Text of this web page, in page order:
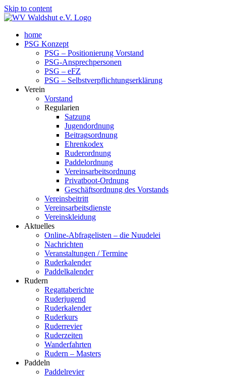
Skip to content
home
PSG Konzept
PSG – Positionierung Vorstand
PSG-Ansprechpersonen
PSG – eFZ
PSG – Selbstverpflichtungserklärung
Verein
Vorstand
Regularien
Satzung
Jugendordnung
Beitragsordnung
Ehrenkodex
Ruderordnung
Paddelordnung
Vereinsarbeitsordnung
Privatboot-Ordnung
Geschäftsordnung des Vorstands
Vereinsbeitritt
Vereinsarbeitsdienste
Vereinskleidung
Aktuelles
Online-Abfragelisten – die Nuudelei
Nachrichten
Veranstaltungen / Termine
Ruderkalender
Paddelkalender
Rudern
Regattaberichte
Ruderjugend
Ruderkalender
Ruderkurs
Ruderrevier
Ruderzeiten
Wanderfahrten
Rudern – Masters
Paddeln
Paddelrevier